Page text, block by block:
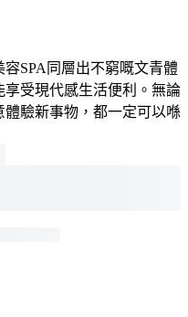
SPA同層出不窮嘅文青體
受現代感生活便利。無論
驗新事物，都一定可以喺